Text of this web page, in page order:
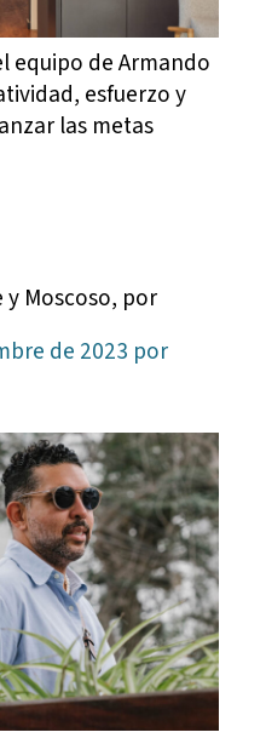
equipo de Armando
esfuerzo y
las metas
Moscoso, por
de 2023 por